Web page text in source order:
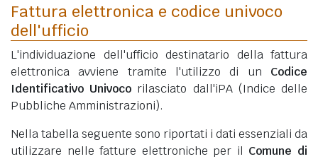
Fattura elettronica e codice univoco
dell'ufficio
L'individuazione dell'ufficio destinatario della fattura
elettronica avviene tramite l'utilizzo di un Codice
Identificativo Univoco rilasciato dall'iPA (Indice delle
Pubbliche Amministrazioni).
Nella tabella seguente sono riportati i dati essenziali da
utilizzare nelle fatture elettroniche per il Comune di